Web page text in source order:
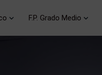
F.P. Grado Medio